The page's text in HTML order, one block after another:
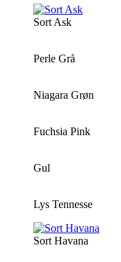
Sort Ask
Perle Grå
Niagara Grøn
Fuchsia Pink
Gul
Lys Tennesse
Sort Havana